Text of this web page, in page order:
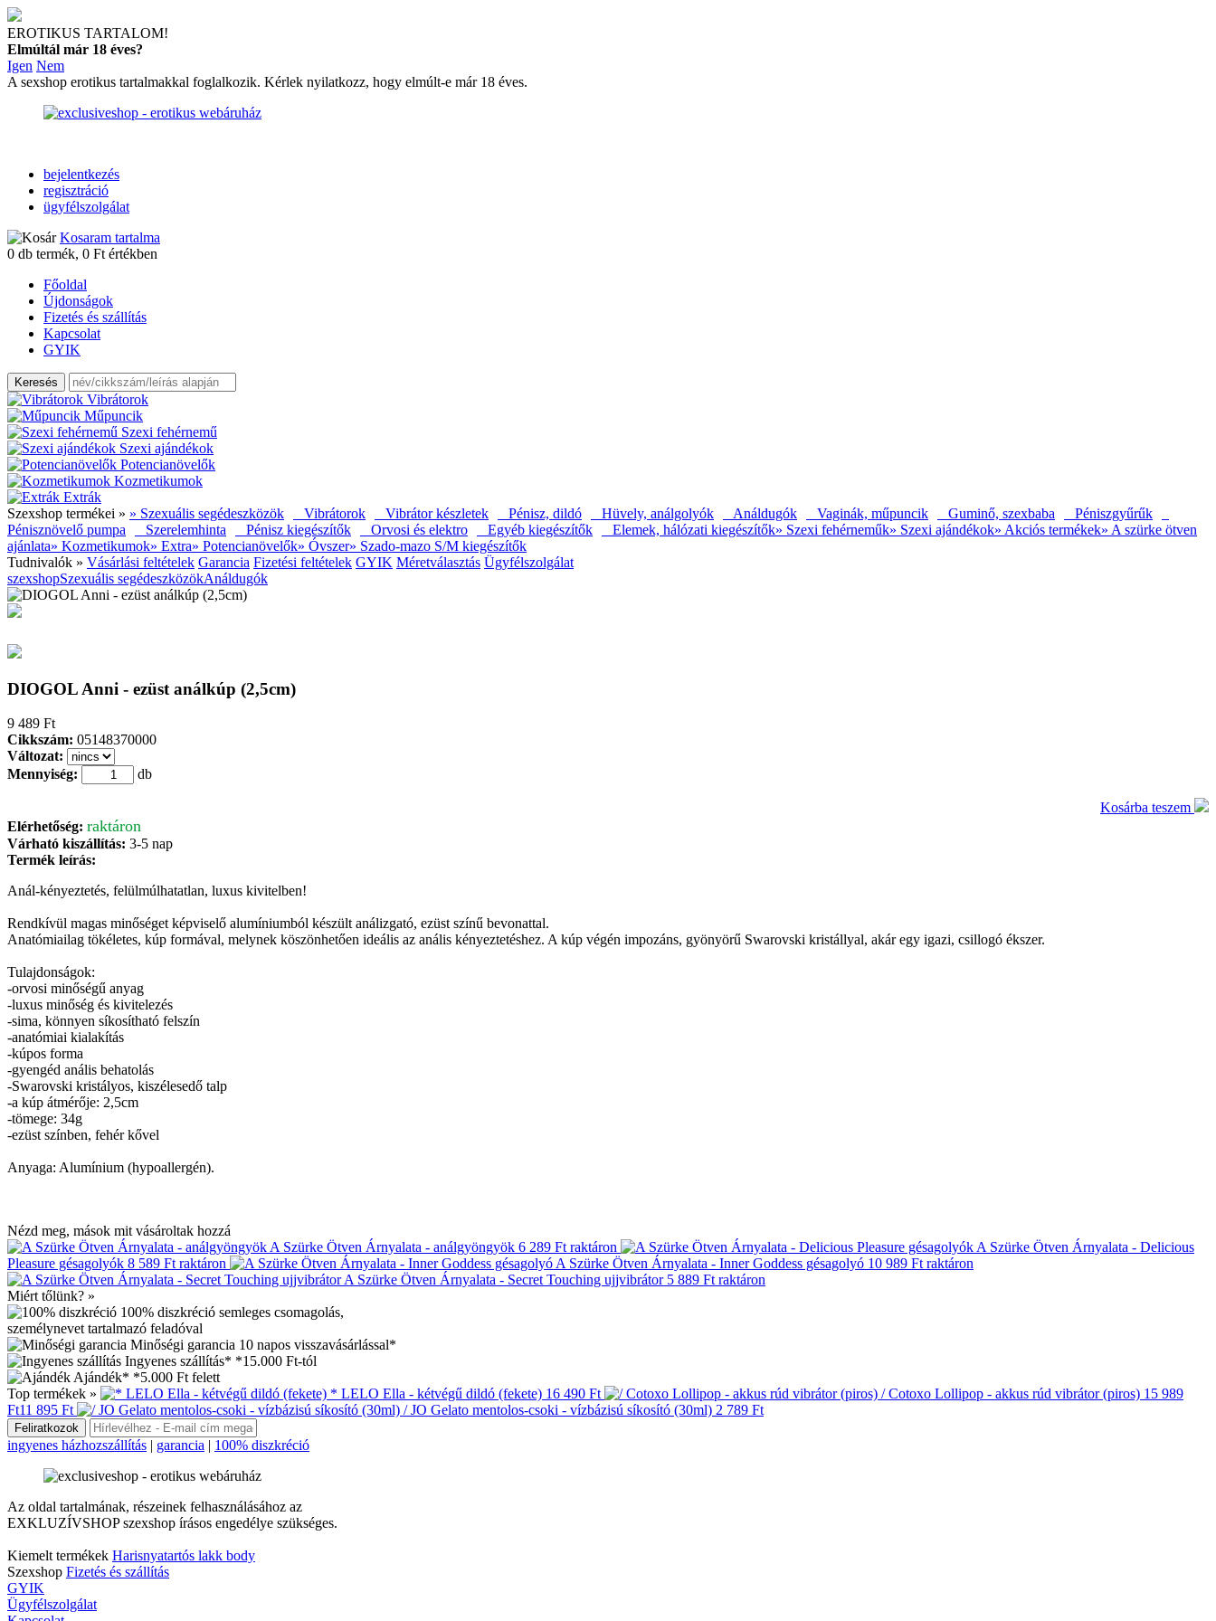
EROTIKUS TARTALOM!
Elmúltál már 18 éves?
Igen Nem
A sexshop erotikus tartalmakkal foglalkozik. Kérlek nyilatkozz, hogy elmúlt-e már 18 éves.
bejelentkezés
regisztráció
ügyfélszolgálat
Kosaram tartalma
0 db termék, 0 Ft értékben
Főoldal
Újdonságok
Fizetés és szállítás
Kapcsolat
GYIK
Vibrátorok
Műpuncik
Szexi fehérnemű
Szexi ajándékok
Potencianövelők
Kozmetikumok
Extrák
Szexshop termékei » » Szexuális segédeszközök Vibrátorok Vibrátor készletek Pénisz, dildó Hüvely, análgolyók Análdugók Vaginák, műpuncik Guminő, szexbaba
Péniszgyűrűk
Pénisznövelő pumpa
Szerelemhinta Pénisz kiegészítők Orvosi és elektro Egyéb kiegészítők Elemek, hálózati kiegészítők» Szexi fehérneműk» Szexi ajándékok» Akciós termékek» A szürke ötven
ajánlata» Kozmetikumok» Extra» Potencianövelők» Óvszer» Szado-mazo S/M kiegészítők
Tudnivalók » Vásárlási feltételek Garancia Fizetési feltételek GYIK Méretválasztás Ügyfélszolgálat
szexshopSzexuális segédeszközökAnáldugók
DIOGOL Anni - ezüst análkúp (2,5cm)
9 489 Ft
Cikkszám: 05148370000
Változat:
Mennyiség:
db
Kosárba teszem
Elérhetőség: raktáron
Várható kiszállítás: 3-5 nap
Termék leírás:
Anál-kényeztetés, felülmúlhatatlan, luxus kivitelben!
Rendkívül magas minőséget képviselő alumíniumból készült análizgató, ezüst színű bevonattal.
Anatómiailag tökéletes, kúp formával, melynek köszönhetően ideális az anális kényeztetéshez. A kúp végén impozáns, gyönyörű Swarovski kristállyal, akár egy igazi, csillogó ékszer.
Tulajdonságok:
-orvosi minőségű anyag
-luxus minőség és kivitelezés
-sima, könnyen síkosítható felszín
-anatómiai kialakítás
-kúpos forma
-gyengéd anális behatolás
-Swarovski kristályos, kiszélesedő talp
-a kúp átmérője: 2,5cm
-tömege: 34g
-ezüst színben, fehér kővel
Anyaga: Alumínium (hypoallergén).
Nézd meg, mások mit vásároltak hozzá
A Szürke Ötven Árnyalata - análgyöngyök 6 289 Ft raktáron
A Szürke Ötven Árnyalata - Delicious
Pleasure gésagolyók 8 589 Ft raktáron A Szürke Ötven Árnyalata - Inner Goddess gésagolyó 10 989 Ft raktáron
A Szürke Ötven Árnyalata - Secret Touching ujjvibrátor 5 889 Ft raktáron
Miért tőlünk? »
100% diszkréció semleges csomagolás,
személynevet tartalmazó feladóval
Minőségi garancia 10 napos visszavásárlással*
Ingyenes szállítás* *15.000 Ft-tól
Ajándék* *5.000 Ft felett
Top termékek »
* LELO Ella - kétvégű dildó (fekete) 16 490 Ft / Cotoxo Lollipop - akkus rúd vibrátor (piros) 15 989
Ft11 895 Ft / JO Gelato mentolos-csoki - vízbázisú síkosító (30ml) 2 789 Ft
ingyenes házhozszállítás | garancia | 100% diszkréció
Az oldal tartalmának, részeinek felhasználásához az
EXKLUZÍVSHOP szexshop írásos engedélye szükséges.
Kiemelt termékek Harisnyatartós lakk body
Szexshop Fizetés és szállítás
GYIK
Ügyfélszolgálat